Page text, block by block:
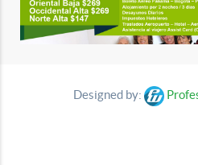
Designed by: